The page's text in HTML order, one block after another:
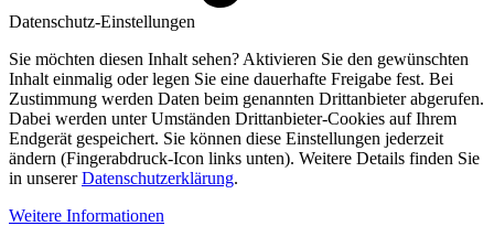
Datenschutz-Einstellungen
Sie möchten diesen Inhalt sehen? Aktivieren Sie den gewünschten
Inhalt einmalig oder legen Sie eine dauerhafte Freigabe fest. Bei
Zustimmung werden Daten beim genannten Drittanbieter abgerufen.
Dabei werden unter Umständen Drittanbieter-Cookies auf Ihrem
Endgerät gespeichert. Sie können diese Einstellungen jederzeit
ändern (Fingerabdruck-Icon links unten). Weitere Details finden Sie
in unsererDatenschutzerklärung.
Weitere Informationen